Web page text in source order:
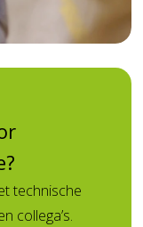
technische
collega’s.